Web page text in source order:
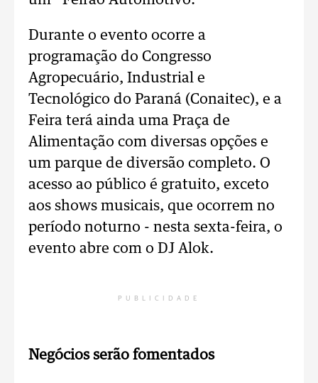
Durante o evento ocorre a
programação do Congresso
Agropecuário, Industrial e
Tecnológico do Paraná (Conaitec), e a
Feira terá ainda uma Praça de
Alimentação com diversas opções e
um parque de diversão completo. O
acesso ao público é gratuito, exceto
aos shows musicais, que ocorrem no
período noturno - nesta sexta-feira, o
evento abre com o DJ Alok.
PUBLICIDADE
Negócios serão fomentados